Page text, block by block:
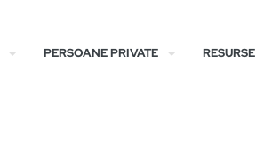
PERSOANE PRIVATE RESURSE